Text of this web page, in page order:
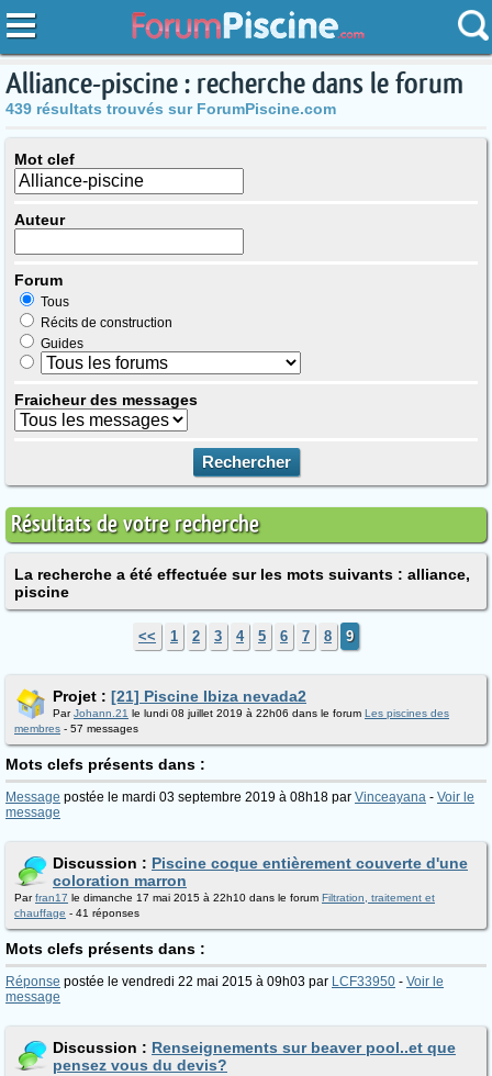
Alliance-piscine : recherche dans le forum
439 résultats trouvés sur ForumPiscine.com
Mot clef
Auteur
Forum
Tous
Récits de construction
Guides
Fraicheur des messages
Résultats de votre recherche
La recherche a été effectuée sur les mots suivants : alliance,
piscine
<< 1 2 3 4 5 6 7 8 9
Projet : [21] Piscine Ibiza nevada2
ParJohann.21 le lundi 08 juillet 2019 à 22h06 dans le forum Les piscines des
membres - 57 messages
Mots clefs présents dans :
Message postée le mardi 03 septembre 2019 à 08h18 par Vinceayana - Voir le
message
Discussion : Piscine coque entièrement couverte d'une
coloration marron
Parfran17 le dimanche 17 mai 2015 à 22h10 dans le forum Filtration, traitement et
chauffage - 41 réponses
Mots clefs présents dans :
Réponse postée le vendredi 22 mai 2015 à 09h03 par LCF33950 - Voir le
message
Discussion : Renseignements sur beaver pool..et que
pensez vous du devis?